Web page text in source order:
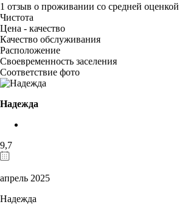
1 отзыв о проживании со средней оценкой
Чистота
Цена - качество
Качество обслуживания
Расположение
Своевременность заселения
Соответствие фото
Надежда
9,7
апрель 2025
Надежда